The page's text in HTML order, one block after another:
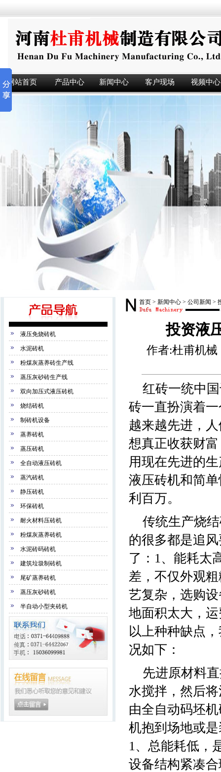
网站首页 产品中心 新闻中心 客户现场 视频中心
液压免烧砖机
水泥砖机
粉煤灰蒸养砖生产线
蒸压灰砂砖生产线
双向加压式液压砖机
烧结砖机
制砖机设备
蒸养砖机
蒸压砖机
全自动液压砖机
蒸汽砖机
静压砖机
环保砖机
耐火材料压砖机
粉煤灰蒸养砖机
水泥砖码砖机
建筑垃圾制砖机
尾矿蒸养砖机
蒸压灰砂砖机
半自动小型夹砖机
首页 > 新闻中心 > 公司新闻 >
投资液
作者:杜甫机
红砖一统中国
砖一直扮演着
越来越先进，
想真正收获财
用现在先进的
液压砖机和简
利百万。
传统生产烧结
的很多都是追
了：1、能耗太
差，不仅外观
艺复杂，选购
地面积太大，
以上种种缺点
况如下：
先进原材料直
水搅拌，然后
由全自动码坯
机抱到场地或
1、总能耗低，
设备结构紧凑